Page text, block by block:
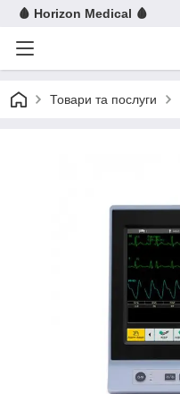
🩸 Horizon Medical 🩸
Товари та послуги